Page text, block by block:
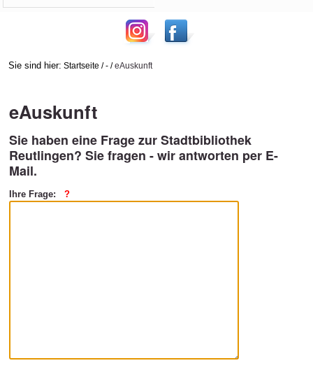
Sie sind hier: Startseite /- /eAuskunft
eAuskunft
Sie haben eine Frage zur Stadtbibliothek
Reutlingen? Sie fragen - wir antworten per E-
Mail.
Ihre Frage: